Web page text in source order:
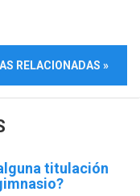
RELACIONADAS »
titulación